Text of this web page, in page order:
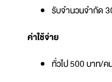
รับจำนวนจำกัด
ค่าใช้จ่าย
ทั่วไป 500 บาท/ค